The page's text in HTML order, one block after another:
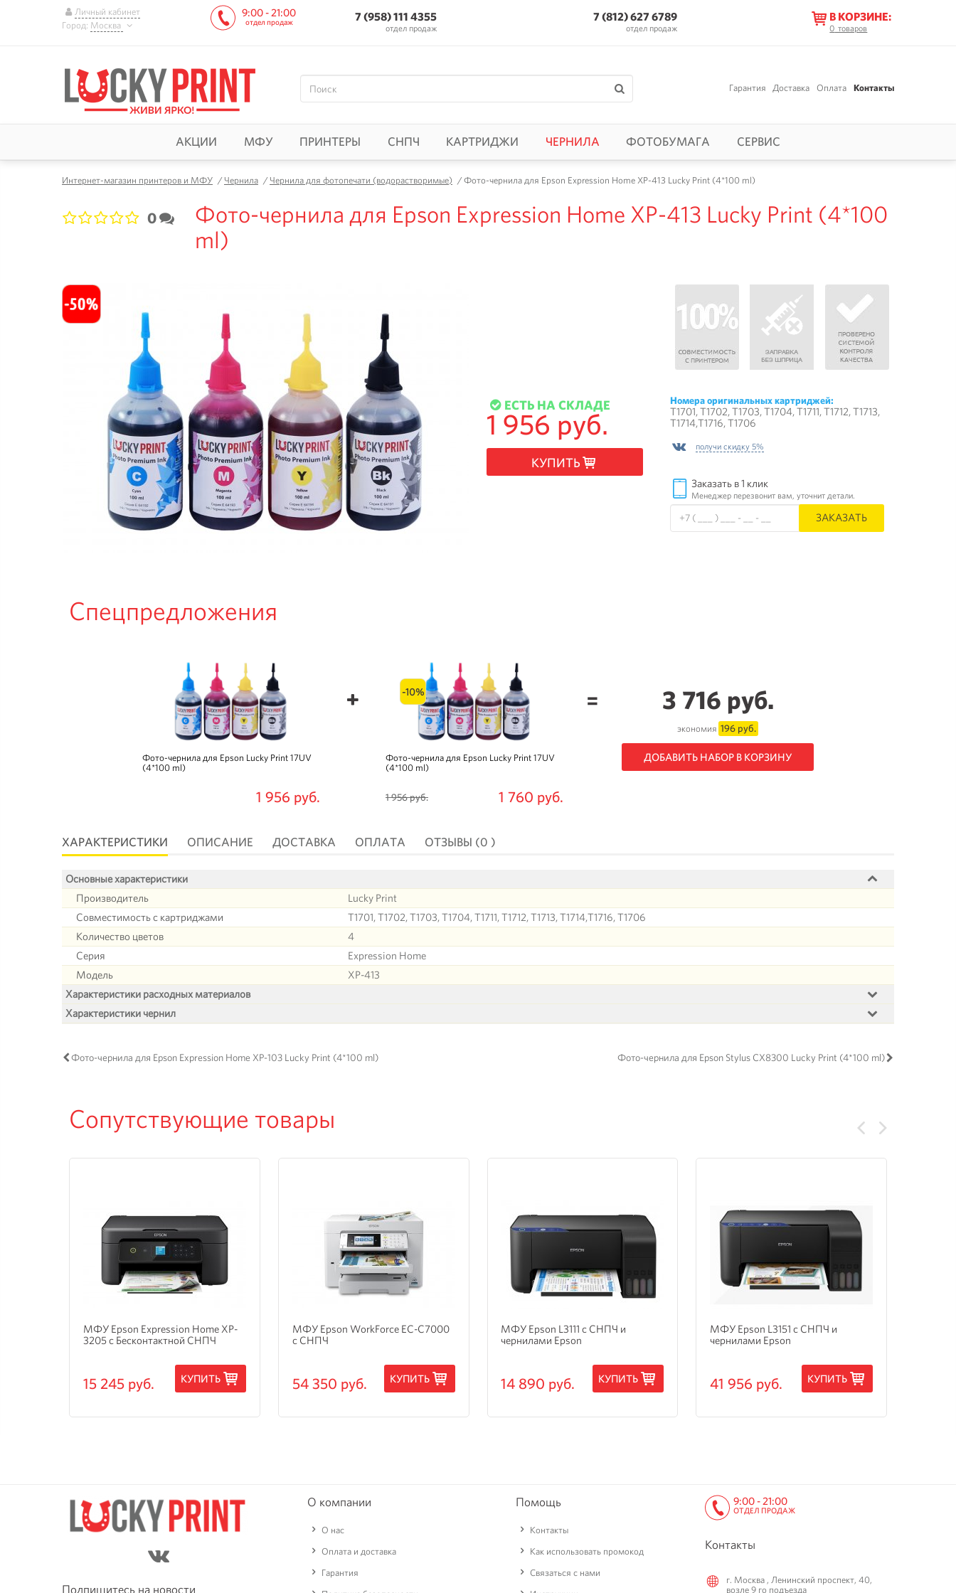
Личный кабинет
Город: Москва
9:00 - 21:00
отдел продаж 7 (958) 111 4355
отдел продаж
7 (812) 627 6789
отдел продаж
В КОРЗИНЕ:
0 товаров
Гарантия Доставка Оплата Контакты
АКЦИИ МФУ ПРИНТЕРЫ СНПЧ КАРТРИДЖИ ЧЕРНИЛА ФОТОБУМАГА СЕРВИС
Интернет-магазин принтеров и МФУ /Чернила /Чернила для фотопечати (водорастворимые) /Фото-чернила для Epson Expression Home XP-413 Lucky Print (4*100 ml)
0
Фото-чернила для Epson Expression Home XP-413 Lucky Print (4*100
ml)
ЕСТЬ НА СКЛАДЕ
1 956 руб.
КУПИТЬ
Номера оригинальных картриджей:
T1701, T1702, T1703, T1704, T1711, T1712, T1713,
T1714,T1716, T1706
получи скидку 5%
Заказать в 1 клик
Менеджер перезвонит вам, уточнит детали.
ЗАКАЗАТЬ
Спецпредложения
Фото-чернила для Epson Lucky Print 17UV
(4*100 ml)
1 956 руб.
-10%
Фото-чернила для Epson Lucky Print 17UV
(4*100 ml)
1 956 руб. 1 760 руб.
= 3 716 руб.
экономия 196 руб.
ДОБАВИТЬ НАБОР В КОРЗИНУ
ХАРАКТЕРИСТИКИ ОПИСАНИЕ ДОСТАВКА ОПЛАТА ОТЗЫВЫ (0 )
Основные характеристики
Производитель
Lucky Print
Совместимость с картриджами
T1701, T1702, T1703, T1704, T1711, T1712, T1713, T1714,T1716, T1706
Количество цветов
4
Серия
Expression Home
Модель
XP-413
Характеристики расходных материалов
Характеристики чернил
Фото-чернила для Epson Expression Home XP-103 Lucky Print (4*100 ml) Фото-чернила для Epson Stylus CX8300 Lucky Print (4*100 ml)
Сопутствующие товары
МФУ Epson Expression Home XP-
3205 с Бесконтактной СНПЧ
15 245 руб. КУПИТЬ
МФУ Epson WorkForce EC-C7000
с СНПЧ
54 350 руб. КУПИТЬ
МФУ Epson L3111 с СНПЧ и
чернилами Epson
14 890 руб. КУПИТЬ
МФУ Epson L3151 с СНПЧ и
чернилами Epson
41 956 руб. КУПИТЬ
Подпишитесь на новости
О компании
О нас
Оплата и доставка
Гарантия
Помощь
Контакты
Как использовать промокод
Связаться с нами
9:00 - 21:00
ОТДЕЛ ПРОДАЖ
Контакты
г. Москва , Ленинский проспект, 40,
возле 9 го подъезда